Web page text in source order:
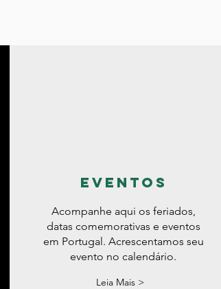
eventos
Acompanhe aqui os feriados,
datas comemorativas e eventos
em Portugal. Acrescentamos seu
evento no calendário.
Leia Mais >